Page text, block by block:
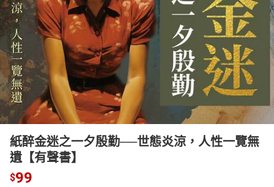
日本購物 電子/紙本書
HOT
紙醉金迷之一夕殷勤──世態炎涼，人性一覽無
遺【有聲書】
$99